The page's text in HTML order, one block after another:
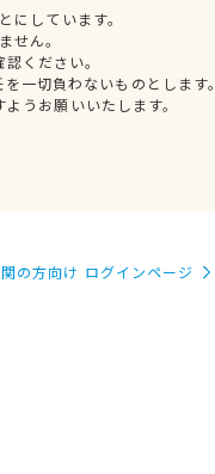
しています。
せん。
ください。
一切負わないものとします。
うお願いいたします。
の方向け ログインページ